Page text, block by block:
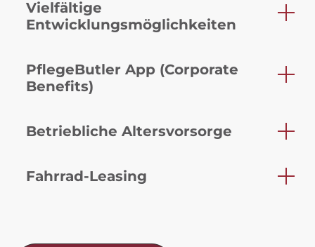
Vielfältige
Entwicklungsmöglichkeiten
PflegeButler App (Corporate
Benefits)
Betriebliche Altersvorsorge
Fahrrad-Leasing